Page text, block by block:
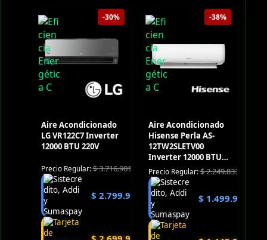
-30%
Aire Acondicionado
LG VR122C7 Inverter
12000 BTU 220V
Precio Regular:$3.716.901
$ 2.799.900
-38%
Aire Acondicionado
Hisense Perla AS-
12TW2SLETV00
Inverter 12000 BTU
220V
Precio Regular:$2.249.833
$ 1.499.900